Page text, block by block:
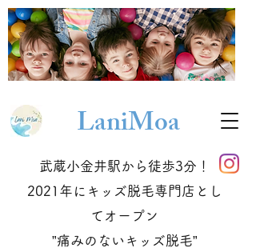
武蔵小金井駅から徒歩3分！
2021年にキッズ脱毛専門店とし
てオープン
​”痛みのないキッズ脱毛”
LaniMoa